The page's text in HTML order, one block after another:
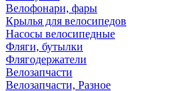
Велофонари, фары
Крылья для велосипедов
Насосы велосипедные
Фляги, бутылки
Флягодержатели
Велозапчасти
Велозапчасти, Разное